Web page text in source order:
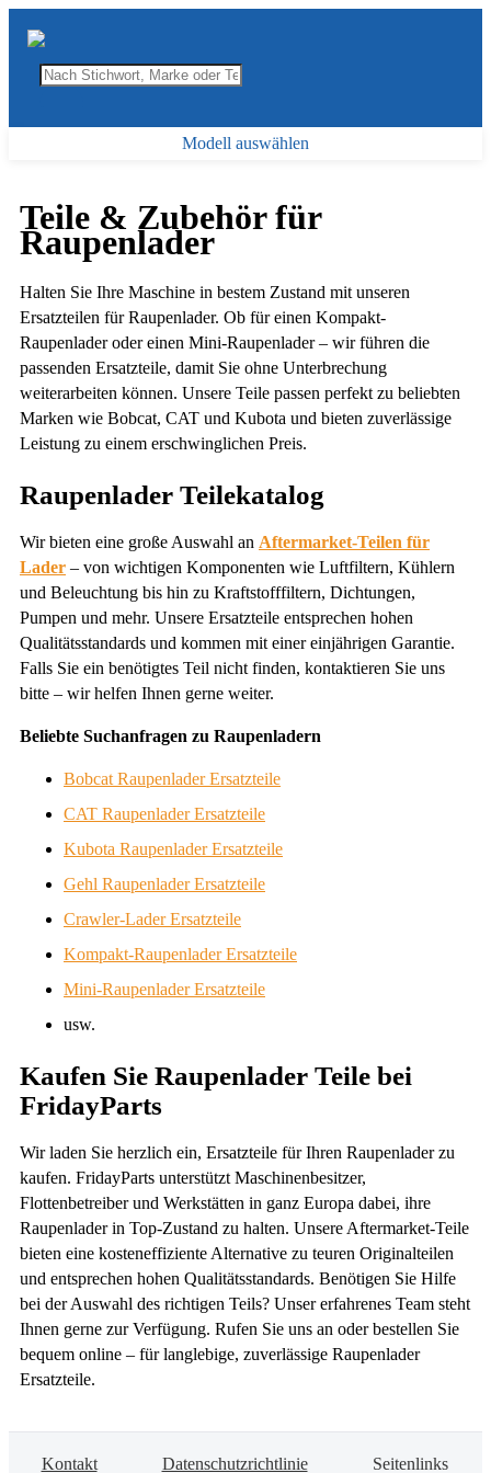
Modell auswählen
Teile & Zubehör für
Raupenlader
Halten Sie Ihre Maschine in bestem Zustand mit unseren
Ersatzteilen für Raupenlader. Ob für einen Kompakt-
Raupenlader oder einen Mini-Raupenlader – wir führen die
passenden Ersatzteile, damit Sie ohne Unterbrechung
weiterarbeiten können. Unsere Teile passen perfekt zu beliebten
Marken wie Bobcat, CAT und Kubota und bieten zuverlässige
Leistung zu einem erschwinglichen Preis.
Raupenlader Teilekatalog
Wir bieten eine große Auswahl an Aftermarket-Teilen für
Lader – von wichtigen Komponenten wie Luftfiltern, Kühlern
und Beleuchtung bis hin zu Kraftstofffiltern, Dichtungen,
Pumpen und mehr. Unsere Ersatzteile entsprechen hohen
Qualitätsstandards und kommen mit einer einjährigen Garantie.
Falls Sie ein benötigtes Teil nicht finden, kontaktieren Sie uns
bitte – wir helfen Ihnen gerne weiter.
Beliebte Suchanfragen zu Raupenladern
Bobcat Raupenlader Ersatzteile
CAT Raupenlader Ersatzteile
Kubota Raupenlader Ersatzteile
Gehl Raupenlader Ersatzteile
Crawler-Lader Ersatzteile
Kompakt-Raupenlader Ersatzteile
Mini-Raupenlader Ersatzteile
usw.
Kaufen Sie Raupenlader Teile bei
FridayParts
Wir laden Sie herzlich ein, Ersatzteile für Ihren Raupenlader zu
kaufen. FridayParts unterstützt Maschinenbesitzer,
Flottenbetreiber und Werkstätten in ganz Europa dabei, ihre
Raupenlader in Top-Zustand zu halten. Unsere Aftermarket-Teile
bieten eine kosteneffiziente Alternative zu teuren Originalteilen
und entsprechen hohen Qualitätsstandards. Benötigen Sie Hilfe
bei der Auswahl des richtigen Teils? Unser erfahrenes Team steht
Ihnen gerne zur Verfügung. Rufen Sie uns an oder bestellen Sie
bequem online – für langlebige, zuverlässige Raupenlader
Ersatzteile.
Kontakt Datenschutzrichtlinie Seitenlinks